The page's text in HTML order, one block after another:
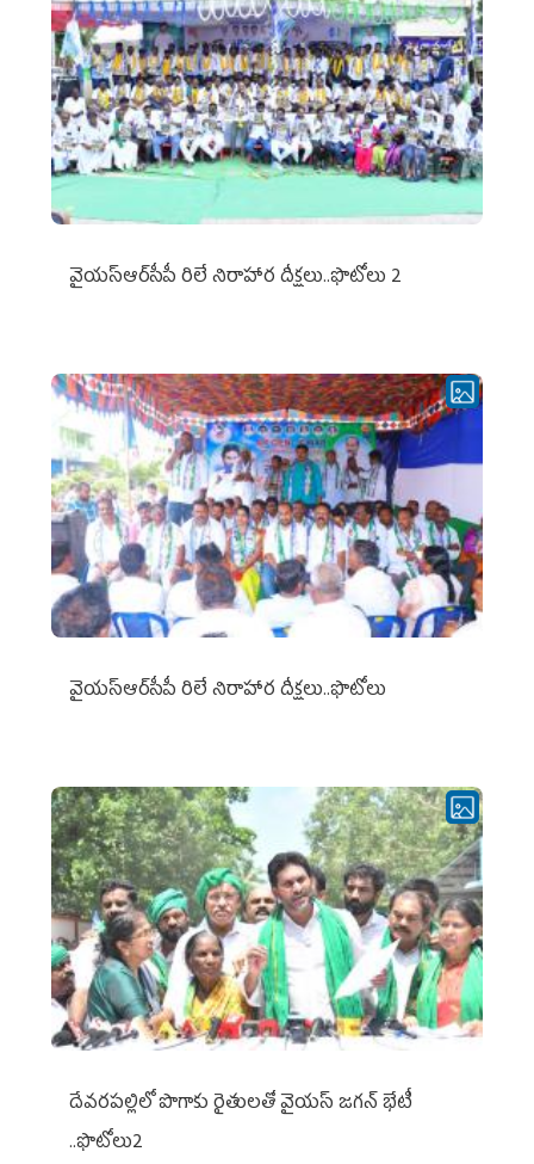
వైయ‌స్ఆర్‌సీపీ రిలే నిరాహార దీక్షలు..ఫొటోలు 2
వైయ‌స్ఆర్‌సీపీ రిలే నిరాహార దీక్షలు..ఫొటోలు
దేవరపల్లిలో పొగాకు రైతులతో వైయస్ జగన్ భేటీ
..ఫొటోలు2